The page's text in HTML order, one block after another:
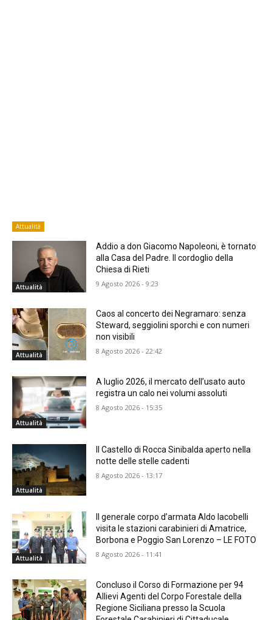
Attualità
Attualità
Addio a don Giacomo Napoleoni, è tornato
alla Casa del Padre. Il cordoglio della
Chiesa di Rieti
9 Agosto 2026 - 9:23
Attualità
Caos al concerto dei Negramaro: senza
Steward, seggiolini sporchi e con numeri
non visibili
8 Agosto 2026 - 22:42
Attualità
A luglio 2026, il mercato dell’usato auto
registra un calo nei volumi assoluti
8 Agosto 2026 - 15:35
Attualità
Il Castello di Rocca Sinibalda aperto nella
notte delle stelle cadenti
8 Agosto 2026 - 13:17
Attualità
Il generale corpo d’armata Aldo Iacobelli
visita le stazioni carabinieri di Amatrice,
Borbona e Poggio San Lorenzo – LE FOTO
8 Agosto 2026 - 11:41
Concluso il Corso di Formazione per 94
Allievi Agenti del Corpo Forestale della
Regione Siciliana presso la Scuola